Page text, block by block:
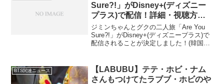
Sure?!」がDisney+(ディズニー
プラス)で配信！詳細・視聴方
法・グッズ・写真集・札幌ポップ
アップ
ジミンちゃんとグクの二人旅「Are You
Sure?!」がDisney+(ディズニープラス)で
配信されることが決定しました！(韓国タ
幌の旅映像もあるとのことで...
BTS関連ニュース
【LABUBU】テテ・ホビ・ナム
さんもつけてたラブブ・ホビのや